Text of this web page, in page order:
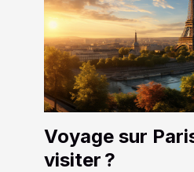
Voyage sur
visiter ?